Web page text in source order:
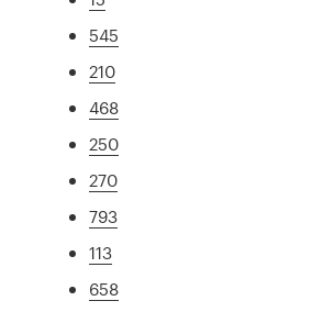
545
210
468
250
270
793
113
658